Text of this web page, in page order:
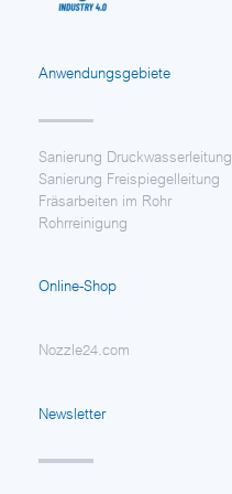
Anwendungsgebiete
Sanierung Druckwasserleitung
Sanierung Freispiegelleitung
Fräsarbeiten im Rohr
Rohrreinigung
Online-Shop
Nozzle24.com
Newsletter